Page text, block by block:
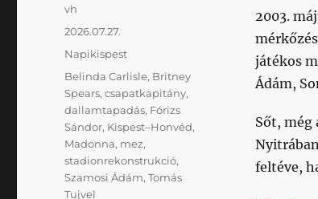
2003.
játékos
Ádám,
Sőt, még
feltéve,
Szerző
vh
Közzétéve
2026.07.27.
Kategória
Napikispest
Címke
Belinda Carlisle, Britney
Spears,csapatkapitány,
dallamtapadás, Fórizs
Sándor, Kispest–Honvéd,
Madonna, mez,
stadionrekonstrukció,
Szamosi Ádám,Tomás
Tujvel